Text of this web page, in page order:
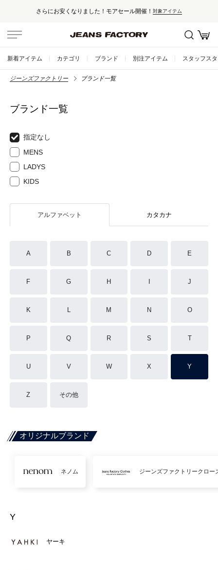
さらにお安くなりました！モアセール開催！ 対象アイテム
新着アイテム カテゴリ ブランド 別注アイテム スタッフス
ジーンズファクトリー ブランド一覧
ブランド一覧
指定なし
MENS
LADYS
KIDS
アルファベット カタカナ
A B C D E
F G H J
K L M N O
P Q R S T
U V W X Y
Z その他
オリジナルブランド
ネノム ジーンズファクトリークロー
Y
ヤーキ